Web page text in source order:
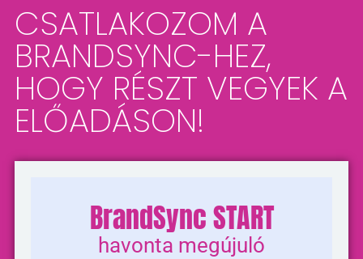
CSATLAKOZOM A
BRANDSYNC-HEZ,
HOGY RÉSZT VEGYEK A
ELŐADÁSON!
BrandSync START
havonta megújuló